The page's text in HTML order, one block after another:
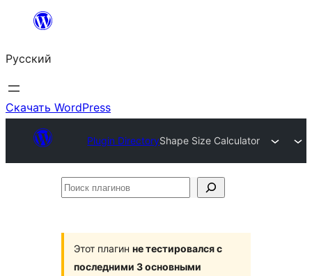
Перейти
содержимому
Русский
Скачать WordPress
Plugin DirectoryShape Size Calculator
Поиск
Этот плагин не тестировался с
последними 3 основными